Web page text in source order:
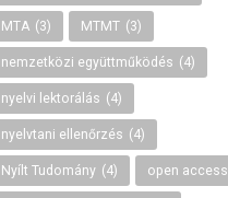
MTA (3) MTMT (3)
nemzetközi együttműködés (4)
nyelvi lektorálás (4)
nyelvtani ellenőrzés (4)
Nyílt Tudomány (4) open access